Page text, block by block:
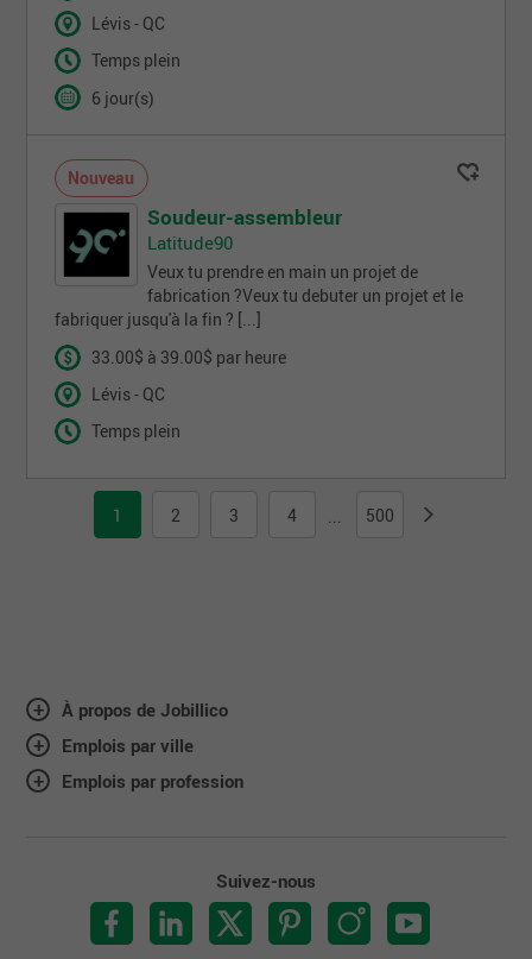
Lévis - QC
Temps plein
6 jour(s)
Nouveau
Soudeur-assembleur
Latitude90
Veux tu prendre en main un projet de
fabrication ?Veux tu debuter un projet et le
fabriquer jusqu'à la fin ? [...]
33.00$ à 39.00$ par heure
Lévis - QC
Temps plein
1 2 3 4 ... 500
À propos de Jobillico
Emplois par ville
Emplois par profession
Suivez-nous